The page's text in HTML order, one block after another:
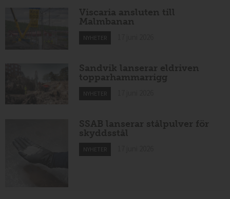
Viscaria ansluten till
Malmbanan
NYHETER
Sandvik lanserar eldriven
topparhammarrigg
NYHETER
SSAB lanserar stålpulver för
skyddsstål
NYHETER